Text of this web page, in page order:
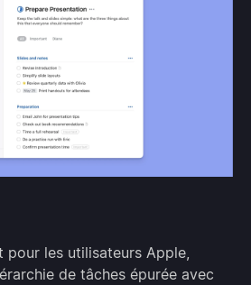
pour les utilisateurs Apple,
de tâches épurée avec